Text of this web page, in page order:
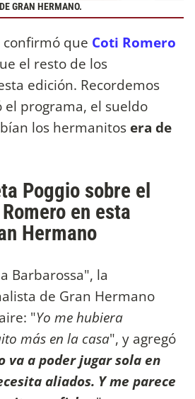
GRAN HERMANO.
confirmó que Coti Romero
el resto de los
edición. Recordemos
programa, el sueldo
los hermanitos era de
Poggio sobre el
en esta
Hermano
Barbarossa", la
de Gran Hermano
"Yo me hubiera
más en la casa", y agregó
va a poder jugar sola en
aliados. Y me parece